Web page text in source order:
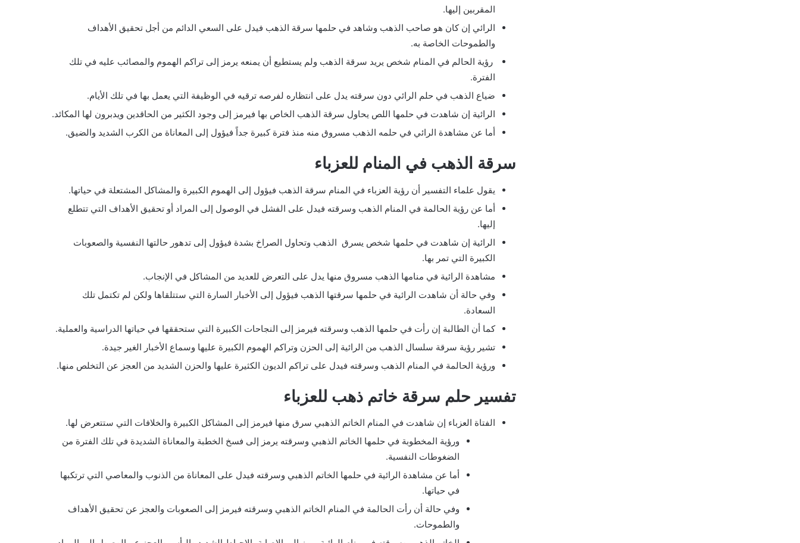
المقربين إليها.
الرائي إن كان هو صاحب الذهب وشاهد في حلمها سرقة الذهب فيدل على السعي الدائم من أجل تحقيق الأهداف
والطموحات الخاصة به.
رؤية الحالم في المنام شخص يريد سرقة الذهب ولم يستطيع أن يمنعه يرمز إلى تراكم الهموم والمصائب عليه في تلك
الفترة.
ضياع الذهب في حلم الرائي دون سرقته يدل على انتظاره لفرصه ترقيه في الوظيفة التي يعمل بها في تلك الأيام.
الرائية إن شاهدت في حلمها اللص يحاول سرقة الذهب الخاص بها فيرمز إلى وجود الكثير من الحاقدين ويدبرون لها المكائد.
أما عن مشاهدة الرائي في حلمه الذهب مسروق منه منذ فترة كبيرة جداً فيؤول إلى المعاناة من الكرب الشديد والضيق.
سرقة الذهب في المنام للعزباء
يقول علماء التفسير أن رؤية العزباء في المنام سرقة الذهب فيؤول إلى الهموم الكبيرة والمشاكل المشتعلة في حياتها.
أما عن رؤية الحالمة في المنام الذهب وسرقته فيدل على الفشل في الوصول إلى المراد أو تحقيق الأهداف التي تتطلع
إليها.
الرائية إن شاهدت في حلمها شخص يسرق الذهب وتحاول الصراخ بشدة فيؤول إلى تدهور حالتها النفسية والصعوبات
الكبيرة التي تمر بها.
مشاهدة الرائية في منامها الذهب مسروق منها يدل على التعرض للعديد من المشاكل في الإنجاب.
وفي حالة أن شاهدت الرائية في حلمها سرقتها الذهب فيؤول إلى الأخبار السارة التي ستتلقاها ولكن لم تكتمل تلك
السعادة.
كما أن الطالبة إن رأت في حلمها الذهب وسرقته فيرمز إلى النجاحات الكبيرة التي ستحققها في حياتها الدراسية والعملية.
تشير رؤية سرقة سلسال الذهب من الرائية إلى الحزن وتراكم الهموم الكبيرة عليها وسماع الأخبار الغير جيدة.
ورؤية الحالمة في المنام الذهب وسرقته فيدل على تراكم الديون الكثيرة عليها والحزن الشديد من العجز عن التخلص منها.
تفسير حلم سرقة خاتم ذهب للعزباء
الفتاة العزباء إن شاهدت في المنام الخاتم الذهبي سرق منها فيرمز إلى المشاكل الكبيرة والخلافات التي ستتعرض لها.
ورؤية المخطوبة في حلمها الخاتم الذهبي وسرقته يرمز إلى فسخ الخطبة والمعاناة الشديدة في تلك الفترة من
الضغوطات النفسية.
أما عن مشاهدة الرائية في حلمها الخاتم الذهبي وسرقته فيدل على المعاناة من الذنوب والمعاصي التي ترتكبها
في حياتها.
وفي حالة أن رأت الحالمة في المنام الخاتم الذهبي وسرقته فيرمز إلى الصعوبات والعجز عن تحقيق الأهداف
والطموحات.